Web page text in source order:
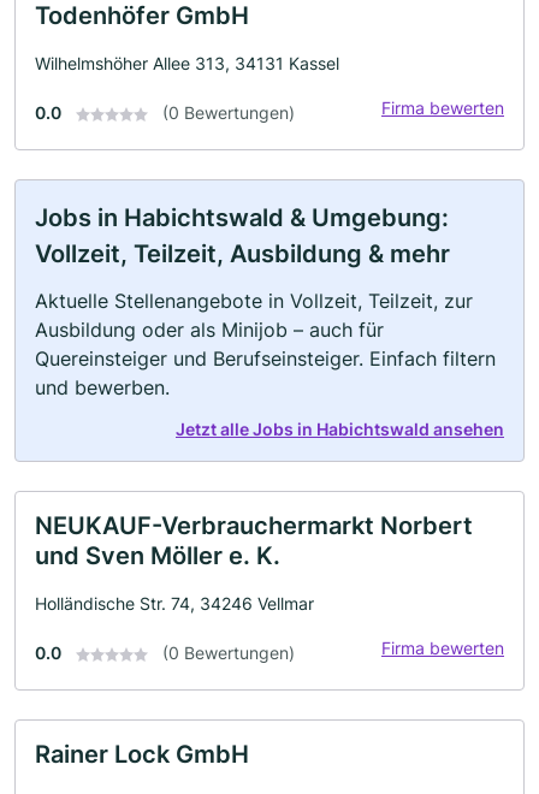
Todenhöfer GmbH
Wilhelmshöher Allee 313, 34131 Kassel
0.0 (0 Bewertungen) Firma bewerten
Jobs in Habichtswald & Umgebung:
Vollzeit, Teilzeit, Ausbildung & mehr
Aktuelle Stellenangebote in Vollzeit, Teilzeit, zur
Ausbildung oder als Minijob – auch für
Quereinsteiger und Berufseinsteiger. Einfach filtern
und bewerben.
Jetzt alle Jobs in Habichtswald ansehen
NEUKAUF-Verbrauchermarkt Norbert
und Sven Möller e. K.
Holländische Str. 74, 34246 Vellmar
0.0 (0 Bewertungen) Firma bewerten
Rainer Lock GmbH